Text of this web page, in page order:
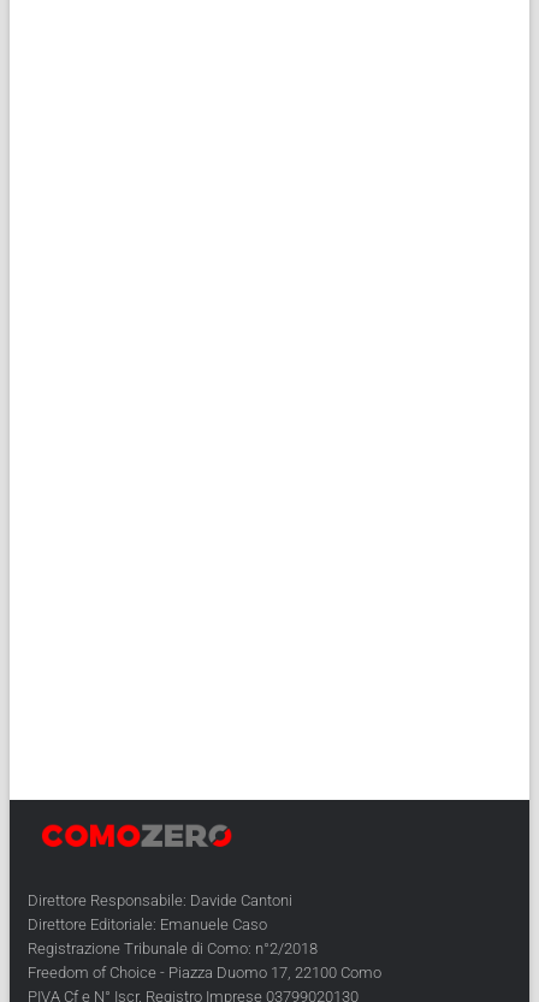
Direttore Responsabile: Davide Cantoni
Direttore Editoriale: Emanuele Caso
Registrazione Tribunale di Como: n°2/2018
Freedom of Choice - Piazza Duomo 17, 22100 Como
PIVA Cf e N° Iscr. Registro Imprese 03799020130